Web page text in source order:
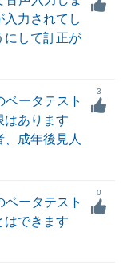
入力されてし
にして訂正が
ベータテスト
はあります
成年後見人
3
ベータテスト
はできます
0